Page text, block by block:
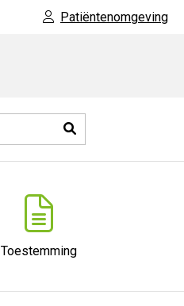
Patiëntenomgeving
Zoeken
Toestemming